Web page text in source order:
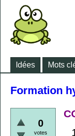
Idées Mots
Formation
0
votes